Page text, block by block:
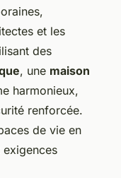
et les
des
, une maison
harmonieux,
renforcée.
de vie en